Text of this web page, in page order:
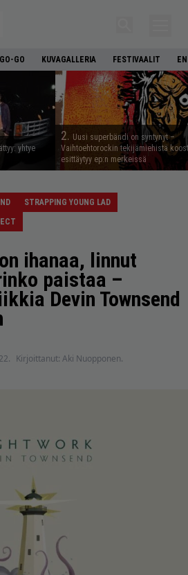
GO KUVAGALLERIA FESTIVAALIT
yhtye
2. Uusi superbändi on syntynyt –
Vaihtoehtorockin tekijämiehistä
esittäytyy ep:n merkeissä
STRAPPING YOUNG LAD
ihanaa, linnut
paistaa –
Devin Townsend
Kirjoittanut: Aki Nuopponen.